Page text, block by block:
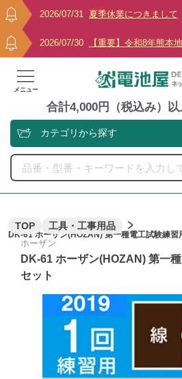
2026/07/31 夏季休業につきまして
2026/07/30 【重要】令和8年熊本
メニュー
合計4,000円（税込み）以
TOP 工具・工事用品
DK-61 ホーザン(HOZAN) 第一種電工試験練習
ホーザン
DK-61 ホーザン(HOZAN) 第一
セット